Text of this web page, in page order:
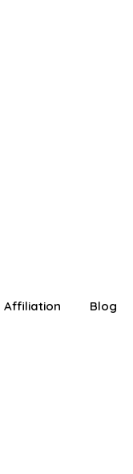
Affiliation Blog